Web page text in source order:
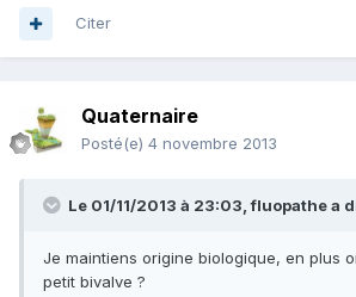
Citer
Quaternaire
Posté(e) 4 novembre 2013
Le 01/11/2013 à 23:03, fluopathe a
Je maintiens origine biologique, en plus
petit bivalve ?